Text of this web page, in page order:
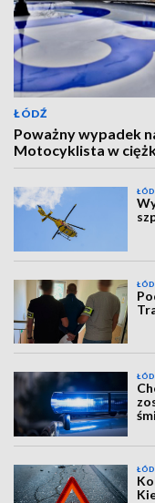
ŁÓDŹ
Poważny wypadek
Motocyklista w